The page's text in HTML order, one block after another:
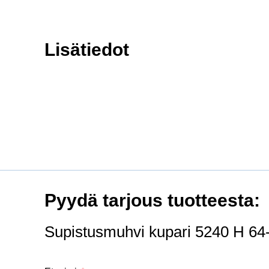
Lisätiedot
Pyydä tarjous tuotteesta:
Supistusmuhvi kupari 5240 H